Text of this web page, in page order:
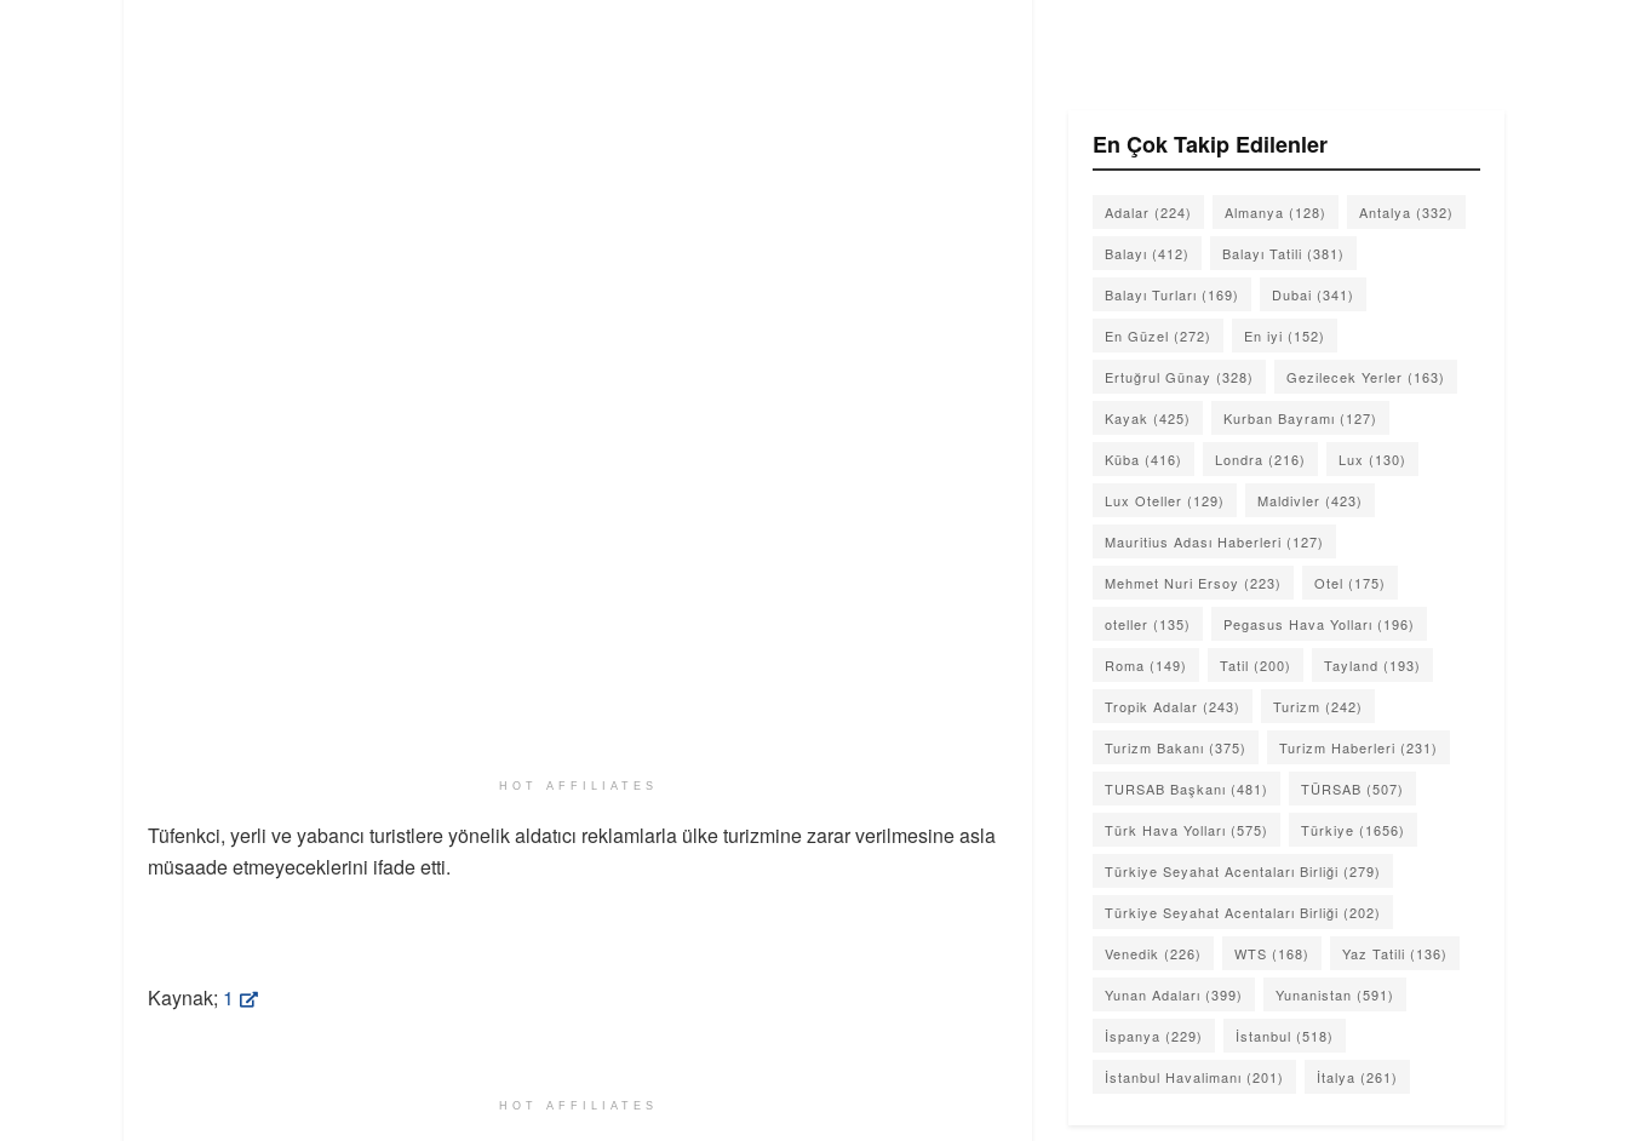
HOT AFFILIATES
Tüfenkci, yerli ve yabancı turistlere yönelik aldatıcı reklamlarla ülke turizmine zarar verilmesine asla
müsaade etmeyeceklerini ifade etti.
Kaynak; 1
HOT AFFILIATES
En Çok Takip Edilenler
Adalar (224) Almanya (128) Antalya (332)
Balayı (412) Balayı Tatili (381)
Balayı Turları (169) Dubai (341)
En Güzel (272) En iyi (152)
Ertuğrul Günay (328) Gezilecek Yerler (163)
Kayak (425) Kurban Bayramı (127)
Küba (416) Londra (216) Lux (130)
Lux Oteller (129) Maldivler (423)
Mauritius Adası Haberleri (127)
Mehmet Nuri Ersoy (223) Otel (175)
oteller (135) Pegasus Hava Yolları (196)
Roma (149) Tatil (200) Tayland (193)
Tropik Adalar (243) Turizm (242)
Turizm Bakanı (375) Turizm Haberleri (231)
TURSAB Başkanı (481) TÜRSAB (507)
Türk Hava Yolları (575) Türkiye (1656)
Türkiye Seyahat Acentaları Birliği (279)
Türkiye Seyahat Acentaları Birliği (202)
Venedik (226) WTS (168) Yaz Tatili (136)
Yunan Adaları (399) Yunanistan (591)
İspanya (229) İstanbul (518)
İstanbul Havalimanı (201) İtalya (261)